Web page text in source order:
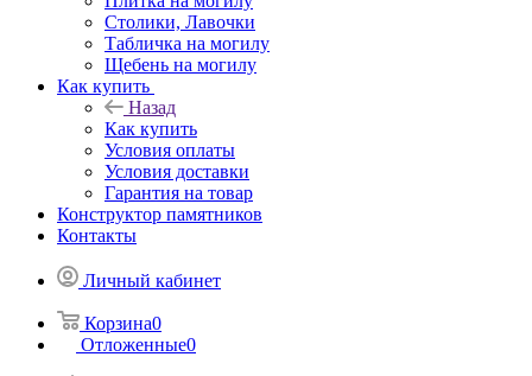
Столики, Лавочки
Табличка на могилу
Щебень на могилу
Как купить
Назад
Как купить
Условия оплаты
Условия доставки
Гарантия на товар
Конструктор памятников
Контакты
Личный кабинет
Корзина0
Отложенные0